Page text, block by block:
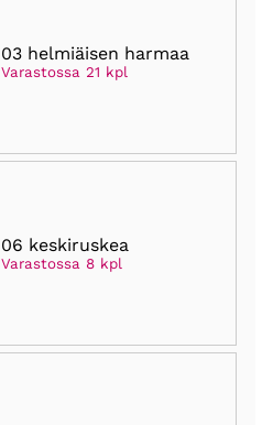
03 helmiäisen harmaa
Varastossa 21 kpl
06 keskiruskea
Varastossa 8 kpl